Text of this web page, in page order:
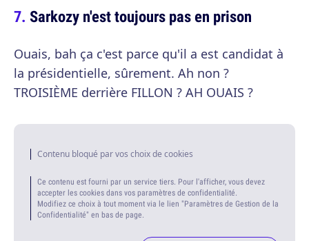
Sarkozy n'est toujours pas en prison
Ouais, bah ça c'est parce qu'il a est candidat à
la présidentielle, sûrement. Ah non ?
TROISIÈME derrière FILLON ? AH OUAIS ?
Contenu bloqué par vos choix de cookies
Ce contenu est fourni par un service tiers. Pour l'afficher, vous devez
accepter les cookies dans vos paramètres de confidentialité.
Modifiez ce choix à tout moment via le lien "Paramètres de Gestion de la
Confidentialité" en bas de page.